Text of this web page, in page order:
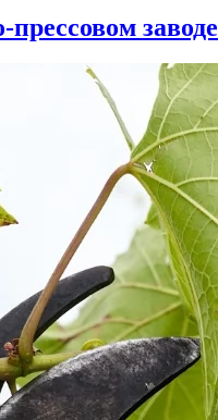
заводе